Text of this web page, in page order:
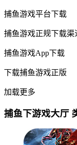
捕鱼游戏平台下载
捕鱼游戏正规下载渠
捕鱼游戏App下载
下载捕鱼游戏正版
加载更多
捕鱼下游戏大厅